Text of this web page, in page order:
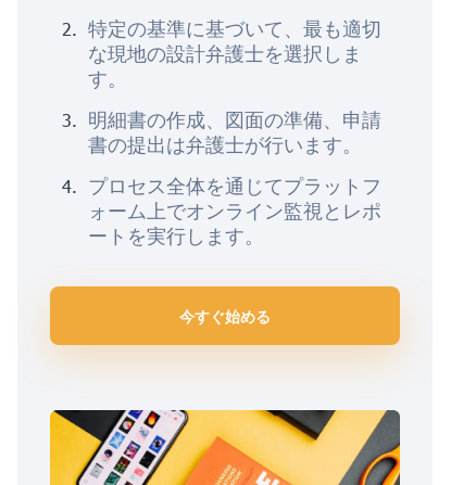
特定の基準に基づいて、最も適切
な現地の設計弁護士を選択しま
す。
明細書の作成、図面の準備、申請
書の提出は弁護士が行います。
プロセス全体を通じてプラットフ
ォーム上でオンライン監視とレポ
ートを実行します。
今すぐ始める